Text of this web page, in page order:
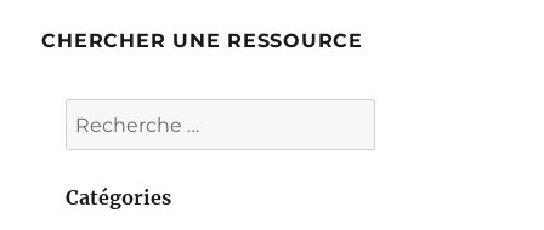
CHERCHER UNE RESSOURCE
Catégories